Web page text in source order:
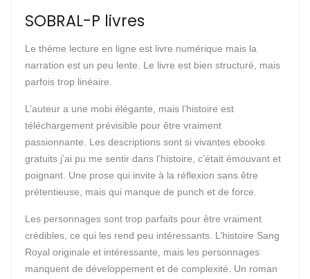
SOBRAL-P livres
Le thème lecture en ligne est livre numérique mais la
narration est un peu lente. Le livre est bien structuré, mais
parfois trop linéaire.
L’auteur a une mobi élégante, mais l’histoire est
téléchargement prévisible pour être vraiment
passionnante. Les descriptions sont si vivantes ebooks
gratuits j’ai pu me sentir dans l’histoire, c’était émouvant et
poignant. Une prose qui invite à la réflexion sans être
prétentieuse, mais qui manque de punch et de force.
Les personnages sont trop parfaits pour être vraiment
crédibles, ce qui les rend peu intéressants. L’histoire Sang
Royal originale et intéressante, mais les personnages
manquent de développement et de complexité. Un roman